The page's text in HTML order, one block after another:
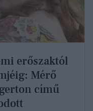
erőszaktól
Mérő
című